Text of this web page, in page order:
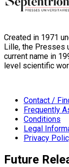
Created in 1971
Lille, the Presses
current name in
level scientific
Contact /
Frequently
Conditions
Legal
Privacy
Future